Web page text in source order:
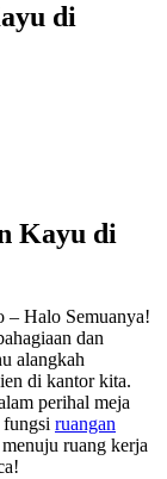
di
Kayu di
– Halo Semuanya!
dan
alangkah
di kantor kita.
perihal meja
ruangan
ruang kerja